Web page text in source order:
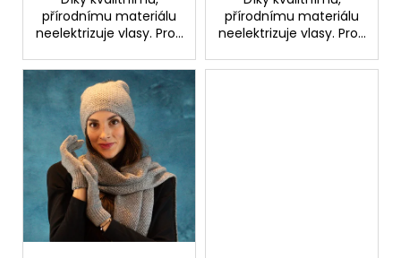
přírodnímu materiálu
neelektrizuje vlasy. Pro...
přírodnímu materiálu
neelektrizuje vlasy. Pro...
u
e